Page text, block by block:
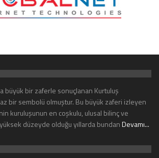
büyük bir zaferle sonuçlanan Kurtuluş
bir sembolü olmuştur. Bu büyük zaferi izleyen
kuruluşunun en coşkulu, ulusal bilinç ve
düzeyde olduğu yıllarda bundanDevamı...